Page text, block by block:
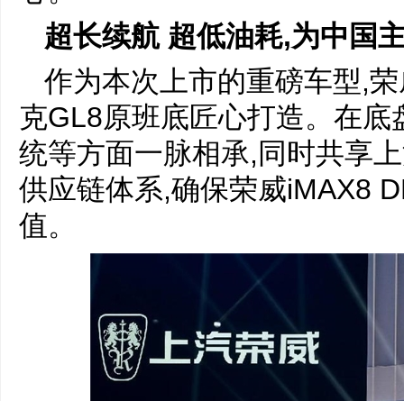
超长续航 超低油耗,为中国
作为本次上市的重磅车型,
克GL8原班底匠心打造。在
统等方面一脉相承,同时共享
供应链体系,确保荣威iMAX8
值。